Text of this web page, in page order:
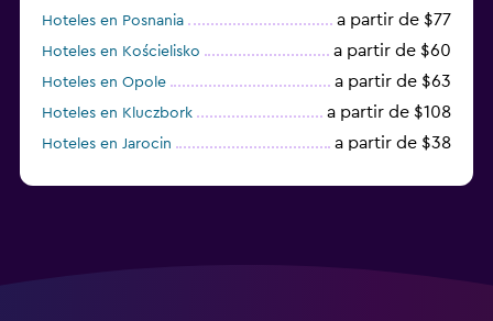
Hoteles en Posnania a partir de $77
Hoteles en Kościelisko a partir de $60
Hoteles en Opole a partir de $63
Hoteles en Kluczbork a partir de $108
Hoteles en Jarocin a partir de $38